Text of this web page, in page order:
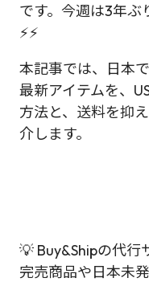
です。今週は3年ぶ
⚡⚡
本記事では、日本
最新アイテムを、
方法と、送料を抑
介します。
💡 Buy&Shipの代行
完売商品や日本未